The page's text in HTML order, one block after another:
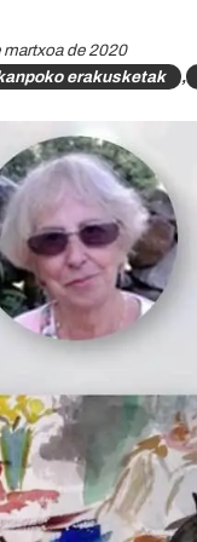
martxoa de 2020
erakusketak ,